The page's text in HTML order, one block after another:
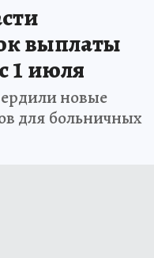
выплаты
1 июля
новые
для больничных